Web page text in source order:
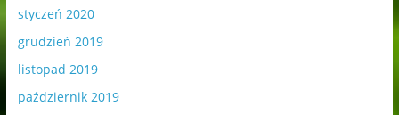
styczeń 2020
grudzień 2019
listopad 2019
październik 2019